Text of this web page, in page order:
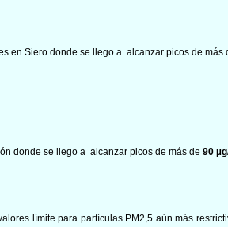
en Siero donde se llego a alcanzar picos de más
donde se llego a alcanzar picos de más de 90
límite para partículas PM2,5 aún más